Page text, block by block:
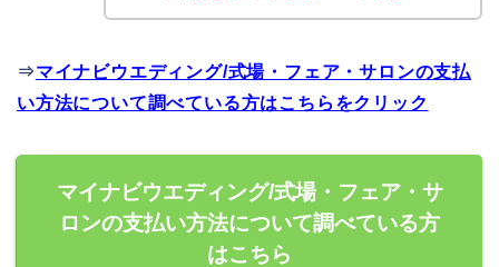
⇒マイナビウエディング/式場・フェア・サロンの支払
い方法について調べている方はこちらをクリック
マイナビウエディング/式場・フェア・サ
ロンの支払い方法について調べている方
はこちら